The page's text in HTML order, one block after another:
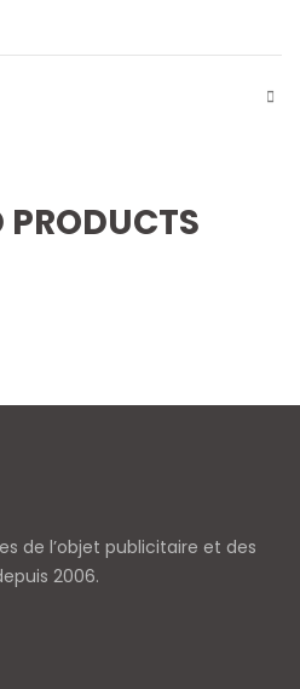
PRODUCTS
de l’objet publicitaire et des
2006.